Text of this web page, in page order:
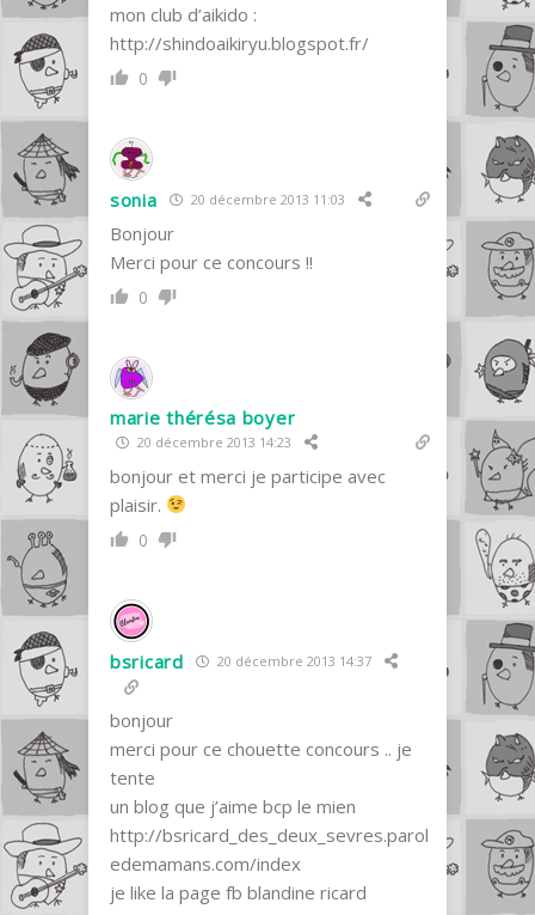
mon club d’aikido :
http://shindoaikiryu.blogspot.fr/
0
sonia 20 décembre 2013 11:03
Bonjour
Merci pour ce concours !!
0
marie thérésa boyer
20 décembre 2013 14:23
bonjour et merci je participe avec
plaisir.
0
bsricard 20 décembre 2013 14:37
bonjour
merci pour ce chouette concours .. je
tente
un blog que j’aime bcp le mien
http://bsricard_des_deux_sevres.parol
edemamans.com/index
je like la page fb blandine ricard